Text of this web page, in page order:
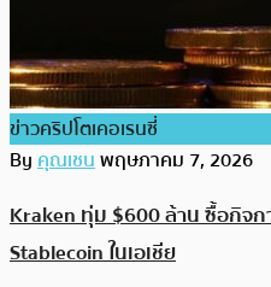
ข่าวคริปโตเคอเรนซี่
Byคุณเชนพฤษภาคม 7, 2026
Kraken ทุ่ม $600 ล้าน ซื้อกิจก
Stablecoin ในเอเชีย